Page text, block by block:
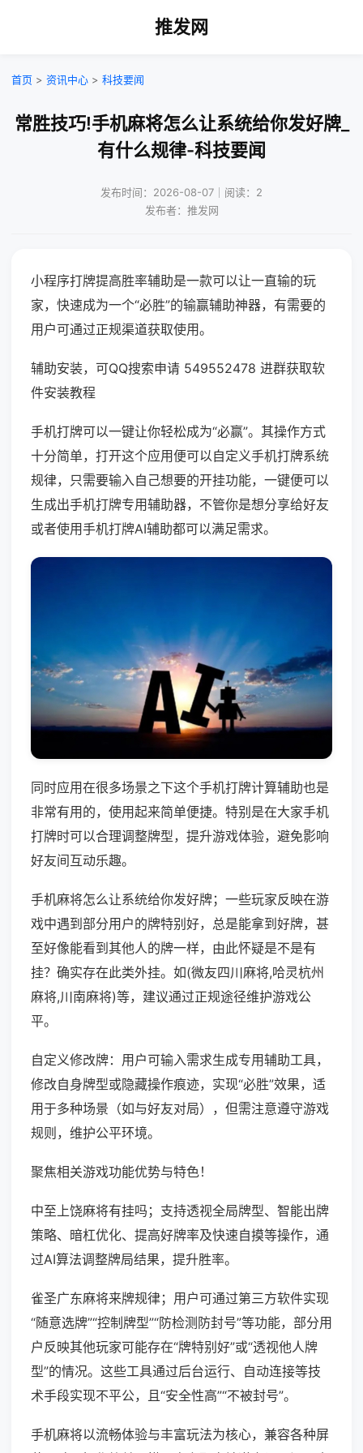
推发网
首页 > 资讯中心 > 科技要闻
常胜技巧!手机麻将怎么让系统给你发好牌_
有什么规律-科技要闻
发布时间：2026-08-07｜阅读：2
发布者：推发网
小程序打牌提高胜率辅助是一款可以让一直输的玩
家，快速成为一个“必胜”的输赢辅助神器，有需要的
用户可通过正规渠道获取使用。
辅助安装，可QQ搜索申请 549552478 进群获取软
件安装教程
手机打牌可以一键让你轻松成为“必赢”。其操作方式
十分简单，打开这个应用便可以自定义手机打牌系统
规律，只需要输入自己想要的开挂功能，一键便可以
生成出手机打牌专用辅助器，不管你是想分享给好友
或者使用手机打牌AI辅助都可以满足需求。
同时应用在很多场景之下这个手机打牌计算辅助也是
非常有用的，使用起来简单便捷。特别是在大家手机
打牌时可以合理调整牌型，提升游戏体验，避免影响
好友间互动乐趣。
手机麻将怎么让系统给你发好牌；一些玩家反映在游
戏中遇到部分用户的牌特别好，总是能拿到好牌，甚
至好像能看到其他人的牌一样，由此怀疑是不是有
挂？确实存在此类外挂。如(微友四川麻将,哈灵杭州
麻将,川南麻将)等，建议通过正规途径维护游戏公
平。
自定义修改牌：用户可输入需求生成专用辅助工具，
修改自身牌型或隐藏操作痕迹，实现“必胜”效果，适
用于多种场景（如与好友对局），但需注意遵守游戏
规则，维护公平环境。
聚焦相关游戏功能优势与特色！
中至上饶麻将有挂吗；支持透视全局牌型、智能出牌
策略、暗杠优化、提高好牌率及快速自摸等操作，通
过AI算法调整牌局结果，提升胜率。
雀圣广东麻将来牌规律；用户可通过第三方软件实现
“随意选牌”“控制牌型”“防检测防封号”等功能，部分用
户反映其他玩家可能存在“牌特别好”或“透视他人牌
型”的情况。这些工具通过后台运行、自动连接等技
术手段实现不平公，且“安全性高”“不被封号”。
手机麻将以流畅体验与丰富玩法为核心，兼容各种屏